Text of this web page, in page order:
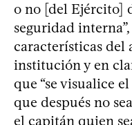
o no [del Ejército]
seguridad
características del
institución y en
que “se visualice
que después no
el capitán quien